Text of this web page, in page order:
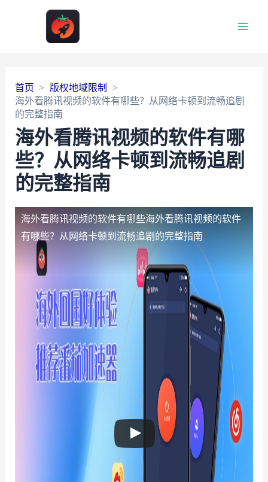
首页
版权地域限制
海外看腾讯视频的软件有哪些？从网络卡顿到流畅追剧
的完整指南
海外看腾讯视频的软件有哪
些？从网络卡顿到流畅追剧
的完整指南
海外看腾讯视频的软件有哪些海外看腾讯视频的软件
有哪些？从网络卡顿到流畅追剧的完整指南